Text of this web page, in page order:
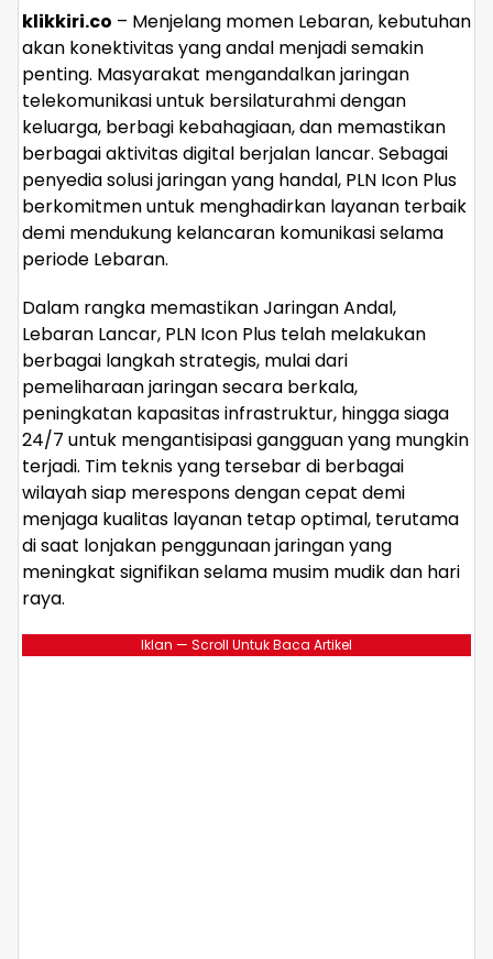
klikkiri.co – Menjelang momen Lebaran, kebutuhan
akan konektivitas yang andal menjadi semakin
penting. Masyarakat mengandalkan jaringan
telekomunikasi untuk bersilaturahmi dengan
keluarga, berbagi kebahagiaan, dan memastikan
berbagai aktivitas digital berjalan lancar. Sebagai
penyedia solusi jaringan yang handal, PLN Icon Plus
berkomitmen untuk menghadirkan layanan terbaik
demi mendukung kelancaran komunikasi selama
periode Lebaran.
Dalam rangka memastikan Jaringan Andal,
Lebaran Lancar, PLN Icon Plus telah melakukan
berbagai langkah strategis, mulai dari
pemeliharaan jaringan secara berkala,
peningkatan kapasitas infrastruktur, hingga siaga
24/7 untuk mengantisipasi gangguan yang mungkin
terjadi. Tim teknis yang tersebar di berbagai
wilayah siap merespons dengan cepat demi
menjaga kualitas layanan tetap optimal, terutama
di saat lonjakan penggunaan jaringan yang
meningkat signifikan selama musim mudik dan hari
raya.
Iklan — Scroll Untuk Baca Artikel